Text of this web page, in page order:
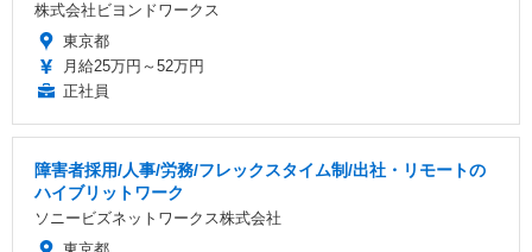
株式会社ビヨンドワークス
東京都
月給25万円～52万円
正社員
障害者採用/人事/労務/フレックスタイム制/出社・リモートの
ハイブリットワーク
ソニービズネットワークス株式会社